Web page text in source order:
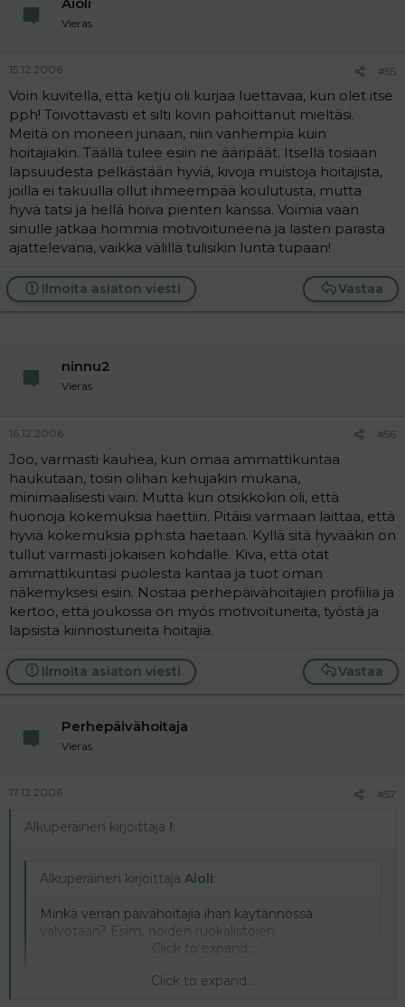
Vieras
15.12.2006 #55
Voin kuvitella, että ketju oli kurjaa luettavaa, kun olet itse
pph! Toivottavasti et silti kovin pahoittanut mieltäsi.
Meitä on moneen junaan, niin vanhempia kuin
hoitajiakin. Täällä tulee esiin ne ääripäät. Itsellä tosiaan
lapsuudesta pelkästään hyviä, kivoja muistoja hoitajista,
joilla ei takuulla ollut ihmeempää koulutusta, mutta
hyvä tatsi ja hellä hoiva pienten kanssa. Voimia vaan
sinulle jatkaa hommia motivoituneena ja lasten parasta
ajattelevana, vaikka välillä tulisikin lunta tupaan!
Vastaa
Ilmoita asiaton viesti
ninnu2
Vieras
16.12.2006 #56
Joo, varmasti kauhea, kun omaa ammattikuntaa
haukutaan, tosin olihan kehujakin mukana,
minimaalisesti vain. Mutta kun otsikkokin oli, että
huonoja kokemuksia haettiin. Pitäisi varmaan laittaa, että
hyviä kokemuksia pph:sta haetaan. Kyllä sitä hyvääkin on
tullut varmasti jokaisen kohdalle. Kiva, että otat
ammattikuntasi puolesta kantaa ja tuot oman
näkemyksesi esiin. Nostaa perhepäivähoitajien profiilia ja
kertoo, että joukossa on myös motivoituneita, työstä ja
lapsista kiinnostuneita hoitajia.
Vastaa
Ilmoita asiaton viesti
Perhepäivähoitaja
Vieras
17.12.2006 #57
Alkuperäinen kirjoittaja !:
Alkuperäinen kirjoittaja Aioli:
Minkä verran päivähoitajia ihan käytännössä
valvotaan? Esim. noiden ruokalistojen
hyödyntämistä. Ihan mielenkiinnosta kyselen.
Click to expand...
Click to expand...